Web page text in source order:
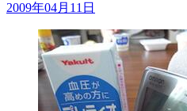
2009年04月11日